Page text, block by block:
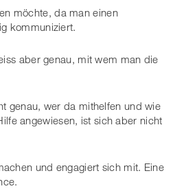
möchte, da man einen
kommuniziert.
aber genau, mit wem man die
genau, wer da mithelfen und wie
angewiesen, ist sich aber nicht
und engagiert sich mit. Eine